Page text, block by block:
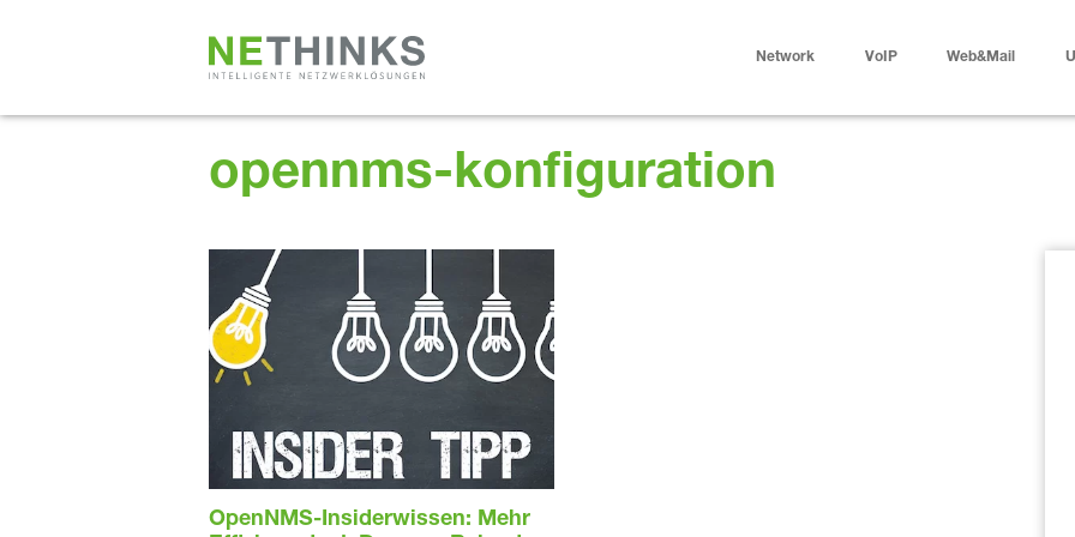
Network VoIP Web&Mail
opennms-konfiguration
OpenNMS-Insiderwissen: Mehr